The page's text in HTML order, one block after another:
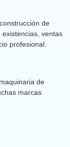
de
ventas
profesional.
de
marcas